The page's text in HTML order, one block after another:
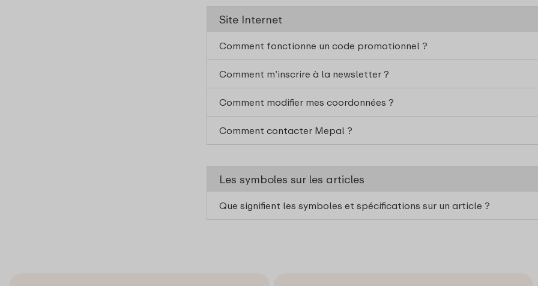
Site Internet
Comment fonctionne un code promotionnel ?
Comment m’inscrire à la newsletter ?
Comment modifier mes coordonnées ?
Comment contacter Mepal ?
Les symboles sur les articles
Que signifient les symboles et spécifications sur un article ?